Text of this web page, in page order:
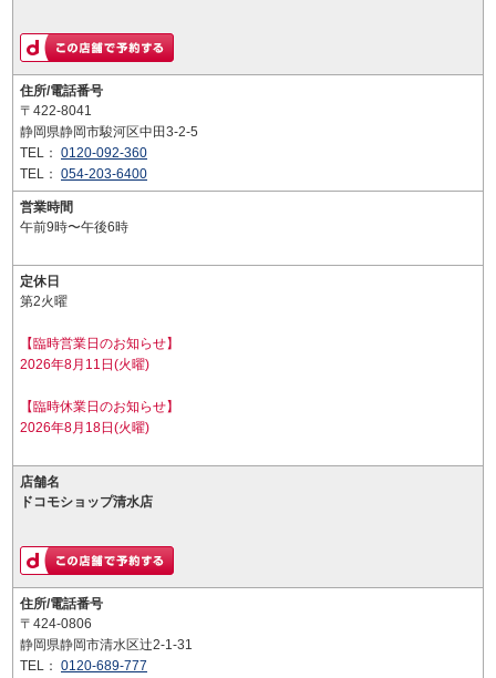
住所/電話番号
〒422-8041
静岡県静岡市駿河区中田3-2-5
TEL： 0120-092-360
TEL： 054-203-6400
営業時間
午前9時〜午後6時
定休日
第2火曜
【臨時営業日のお知らせ】
2026年8月11日(火曜)
【臨時休業日のお知らせ】
2026年8月18日(火曜)
店舗名
ドコモショップ清水店
住所/電話番号
〒424-0806
静岡県静岡市清水区辻2-1-31
TEL： 0120-689-777